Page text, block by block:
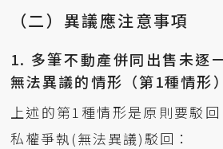
（二）異議應注意事項
1. 多筆不動產併同出售未逐
無法異議的情形（第1種情形）
上述的第1種情形是原則要駁
私權爭執(無法異議)駁回：